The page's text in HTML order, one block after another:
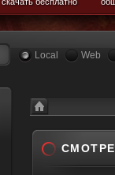
Local Web